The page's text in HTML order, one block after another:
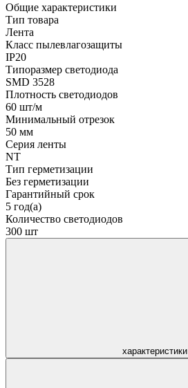
Общие характеристики
Тип товара
Лента
Класс пылевлагозащиты
IP20
Типоразмер светодиода
SMD 3528
Плотность светодиодов
60 шт/м
Минимальный отрезок
50 мм
Серия ленты
NT
Тип герметизации
Без герметизации
Гарантийный срок
5 год(а)
Количество светодиодов
300 шт
характеристики